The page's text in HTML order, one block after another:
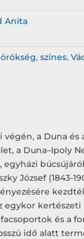
Anita
, színes,
végén, a Duna és
a Duna–Ipoly
egyházi
József (1843-
egykor kertészeti
és a
idő alatt